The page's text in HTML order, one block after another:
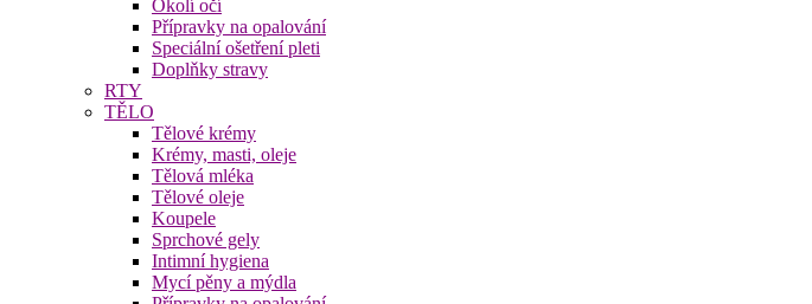
Okolí očí
Přípravky na opalování
Speciální ošetření pleti
Doplňky stravy
RTY
TĚLO
Tělové krémy
Krémy, masti, oleje
Tělová mléka
Tělové oleje
Koupele
Sprchové gely
Intimní hygiena
Mycí pěny a mýdla